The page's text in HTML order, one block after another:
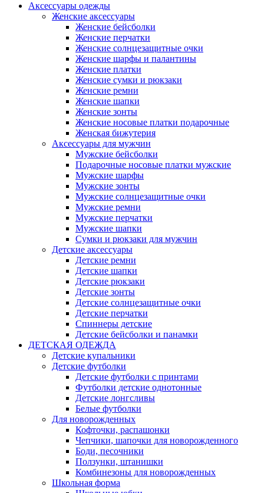
Аксессуары одежды
Женские аксессуары
Женские бейсболки
Женские перчатки
Женские солнцезащитные очки
Женские шарфы и палантины
Женские платки
Женские сумки и рюкзаки
Женские ремни
Женские шапки
Женские зонты
Женские носовые платки подарочные
Женская бижутерия
Аксессуары для мужчин
Мужские бейсболки
Подарочные носовые платки мужские
Мужские шарфы
Мужские зонты
Мужские солнцезащитные очки
Мужские ремни
Мужские перчатки
Мужские шапки
Сумки и рюкзаки для мужчин
Детские аксессуары
Детские ремни
Детские шапки
Детские рюкзаки
Детские зонты
Детские солнцезащитные очки
Детские перчатки
Спиннеры детские
Детские бейсболки и панамки
ДЕТСКАЯ ОДЕЖДА
Детские купальники
Детские футболки
Детские футболки с принтами
Футболки детские однотонные
Детские лонгсливы
Белые футболки
Для новорожденных
Кофточки, распашонки
Чепчики, шапочки для новорожденного
Боди, песочники
Ползунки, штанишки
Комбинезоны для новорожденных
Школьная форма